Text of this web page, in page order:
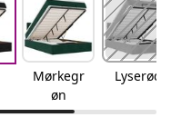
Mørkegr
øn
Lyserød